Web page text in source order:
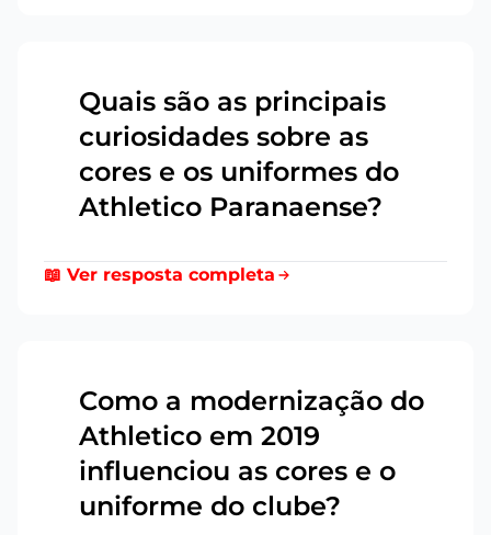
Quais são as principais
curiosidades sobre as
cores e os uniformes do
Athletico Paranaense?
📖 Ver resposta completa
Como a modernização do
Athletico em 2019
influenciou as cores e o
uniforme do clube?